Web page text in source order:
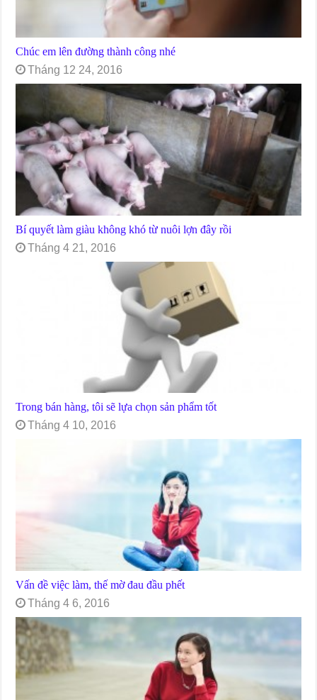
Chúc em lên đường thành công nhé
Tháng 12 24, 2016
Bí quyết làm giàu không khó từ nuôi lợn đây rồi
Tháng 4 21, 2016
Trong bán hàng, tôi sẽ lựa chọn sản phẩm tốt
Tháng 4 10, 2016
Vấn đề việc làm, thế mờ đau đầu phết
Tháng 4 6, 2016